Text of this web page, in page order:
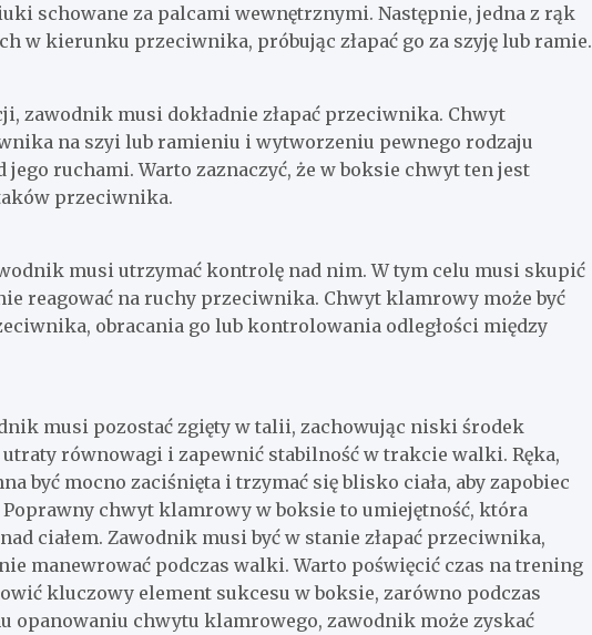
schowane za palcami wewnętrznymi. Następnie, jedna z rąk
w kierunku przeciwnika, próbując złapać go za szyję lub ramie.
zawodnik musi dokładnie złapać przeciwnika. Chwyt
na szyi lub ramieniu i wytworzeniu pewnego rodzaju
ruchami. Warto zaznaczyć, że w boksie chwyt ten jest
przeciwnika.
musi utrzymać kontrolę nad nim. W tym celu musi skupić
reagować na ruchy przeciwnika. Chwyt klamrowy może być
obracania go lub kontrolowania odległości między
musi pozostać zgięty w talii, zachowując niski środek
równowagi i zapewnić stabilność w trakcie walki. Ręka,
być mocno zaciśnięta i trzymać się blisko ciała, aby zapobiec
chwyt klamrowy w boksie to umiejętność, która
ciałem. Zawodnik musi być w stanie złapać przeciwnika,
manewrować podczas walki. Warto poświęcić czas na trening
kluczowy element sukcesu w boksie, zarówno podczas
opanowaniu chwytu klamrowego, zawodnik może zyskać